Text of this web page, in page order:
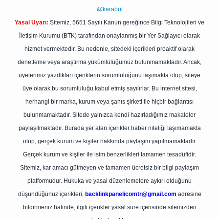
@karabul
Yasal Uyarı: Sitemiz, 5651 Sayılı Kanun gereğince Bilgi Teknolojileri ve
İletişim Kurumu (BTK) tarafından onaylanmış bir Yer Sağlayıcı olarak
hizmet vermektedir. Bu nedenle, sitedeki içerikleri proaktif olarak
denetleme veya araştırma yükümlülüğümüz bulunmamaktadır. Ancak,
üyelerimiz yazdıkları içeriklerin sorumluluğunu taşımakta olup, siteye
üye olarak bu sorumluluğu kabul etmiş sayılırlar. Bu internet sitesi,
herhangi bir marka, kurum veya şahıs şirketi ile hiçbir bağlantısı
bulunmamaktadır. Sitede yalnızca kendi hazırladığımız makaleler
paylaşılmaktadır. Burada yer alan içerikler haber niteliği taşımamakta
olup, gerçek kurum ve kişiler hakkında paylaşım yapılmamaktadır.
Gerçek kurum ve kişiler ile isim benzerlikleri tamamen tesadüfidir.
Sitemiz, kar amacı gütmeyen ve tamamen ücretsiz bir bilgi paylaşım
platformudur. Hukuka ve yasal düzenlemelere aykırı olduğunu
düşündüğünüz içerikleri, backlinkpanelicomtr@gmail.com adresine
bildirmeniz halinde, ilgili içerikler yasal süre içerisinde sitemizden